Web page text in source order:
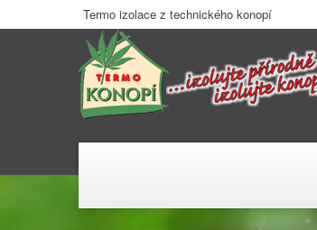
Termo izolace z technického konopí